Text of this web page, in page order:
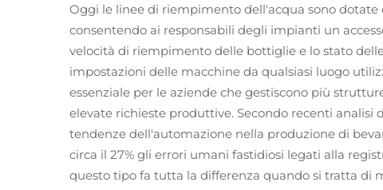
Oggi le linee di riempimento dell'acqua sono
consentendo ai responsabili degli impianti un
velocità di riempimento delle bottiglie e lo stato
impostazioni delle macchine da qualsiasi luogo
essenziale per le aziende che gestiscono più
elevate richieste produttive. Secondo recenti analisi
tendenze dell'automazione nella produzione di
circa il 27% gli errori umani fastidiosi legati alla
questo tipo fa tutta la differenza quando si tratta di